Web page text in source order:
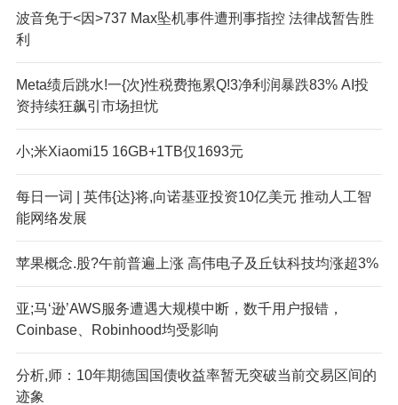
波音免于<因>737 Max坠机事件遭刑事指控 法律战暂告胜
利
Meta绩后跳水!一{次}性税费拖累Q!3净利润暴跌83% AI投
资持续狂飙引市场担忧
小;米Xiaomi15 16GB+1TB仅1693元
每日一词 | 英伟{达}将,向诺基亚投资10亿美元 推动人工智
能网络发展
苹果概念.股?午前普遍上涨 高伟电子及丘钛科技均涨超3%
亚;马‘逊’AWS服务遭遇大规模中断，数千用户报错，
Coinbase、Robinhood均受影响
分析,师：10年期德国国债收益率暂无突破当前交易区间的
迹象